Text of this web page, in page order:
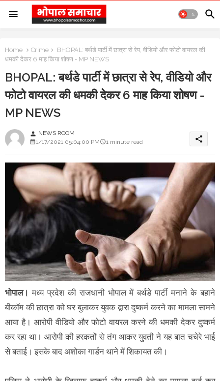
Home Crime
BHOPAL: बर्थडे पार्टी में छात्रा से रेप, वीडियो और फोटो वायरल की
धमकी देकर 6 माह किया शोषण - MP NEWS
BHOPAL: बर्थडे पार्टी में छात्रा से रेप, वीडियो और
फोटो वायरल की धमकी देकर 6 माह किया शोषण -
MP NEWS
person NEWS ROOM
1/17/2021 05:04:00 PM
1 minute read share
भोपाल। मध्य प्रदेश की राजधानी भोपाल में बर्थडे पार्टी मनाने के बहाने
बीकॉम की छात्रा को घर बुलाकर युवक द्वारा दुष्कर्म करने का मामला सामने
आया है। आरोपी वीडियो और फोटो वायरल करने की धमकी देकर दुष्कर्म
कर रहा था। आरोपी की हरकतों से तंग आकर युवती ने यह बात चचेरे भाई
से बताई। इसके बाद अशोका गार्डन थाने में शिकायत की।